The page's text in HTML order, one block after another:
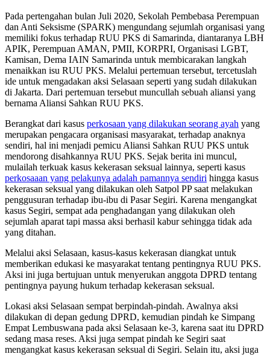
Pada pertengahan bulan Juli 2020, Sekolah Pembebasa Perempuan
dan Anti Seksisme (SPARK) mengundang sejumlah organisasi yang
memiliki fokus terhadap RUU PKS di Samarinda, diantaranya LBH
APIK, Perempuan AMAN, PMII, KORPRI, Organisasi LGBT,
Kamisan, Dema IAIN Samarinda untuk membicarakan langkah
menaikkan isu RUU PKS. Melalui pertemuan tersebut, tercetuslah
ide untuk mengadakan aksi Selasaan seperti yang sudah dilakukan
di Jakarta. Dari pertemuan tersebut muncullah sebuah aliansi yang
bernama Aliansi Sahkan RUU PKS.
Berangkat dari kasus perkosaan yang dilakukan seorang ayah yang
merupakan pengacara organisasi masyarakat, terhadap anaknya
sendiri, hal ini menjadi pemicu Aliansi Sahkan RUU PKS untuk
mendorong disahkannya RUU PKS. Sejak berita ini muncul,
mulailah terkuak kasus kekerasan seksual lainnya, seperti kasus
perkosaaan yang pelakunya adalah pamannya sendiri hingga kasus
kekerasan seksual yang dilakukan oleh Satpol PP saat melakukan
penggusuran terhadap ibu-ibu di Pasar Segiri. Karena mengangkat
kasus Segiri, sempat ada penghadangan yang dilakukan oleh
sejumlah aparat tapi massa aksi berhasil kabur sehingga tidak ada
yang ditahan.
Melalui aksi Selasaan, kasus-kasus kekerasan diangkat untuk
memberikan edukasi ke masyarakat tentang pentingnya RUU PKS.
Aksi ini juga bertujuan untuk menyerukan anggota DPRD tentang
pentingnya payung hukum terhadap kekerasan seksual.
Lokasi aksi Selasaan sempat berpindah-pindah. Awalnya aksi
dilakukan di depan gedung DPRD, kemudian pindah ke Simpang
Empat Lembuswana pada aksi Selasaan ke-3, karena saat itu DPRD
sedang masa reses. Aksi juga sempat pindah ke Segiri saat
mengangkat kasus kekerasan seksual di Segiri. Selain itu, aksi juga